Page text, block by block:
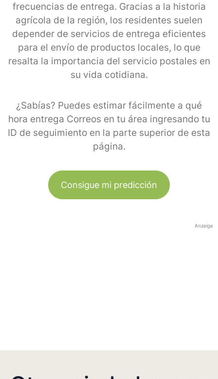
frecuencias de entrega. Gracias a la historia
agrícola de la región, los residentes suelen
depender de servicios de entrega eficientes
para el envío de productos locales, lo que
resalta la importancia del servicio postales en
su vida cotidiana.
¿Sabías? Puedes estimar fácilmente a qué
hora entrega Correos en tu área ingresando tu
ID de seguimiento en la parte superior de esta
página.
Consigue mi predicción
Anzeige